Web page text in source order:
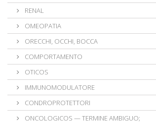
RENAL
OMEOPATIA
ORECCHI, OCCHI, BOCCA
COMPORTAMENTO
OTICOS
IMMUNOMODULATORE
CONDROPROTETTORI
ONCOLOGICOS — TERMINE AMBIGUO;